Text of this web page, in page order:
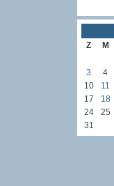
Z
M
3
4
10
11
17
18
24
25
31